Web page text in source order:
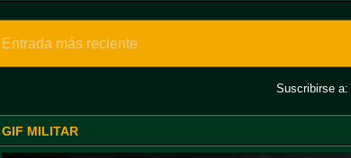
Entrada más reciente
Suscribirse a:
GIF MILITAR